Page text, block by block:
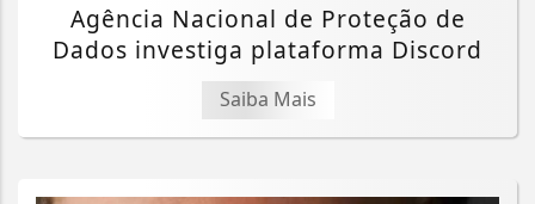
Agência Nacional de Proteção de
Dados investiga plataforma Discord
Saiba Mais